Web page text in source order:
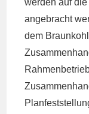
werden auf
angebracht
dem